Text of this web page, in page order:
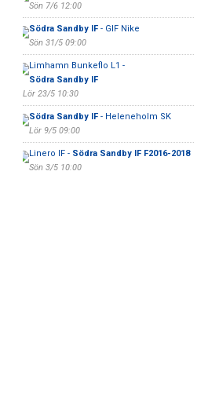
Sön 7/6 12:00
Södra Sandby IF- GIF Nike
Sön 31/5 09:00
Limhamn Bunkeflo L1 -
Södra Sandby IF
Lör 23/5 10:30
Södra Sandby IF- Heleneholm SK
Lör 9/5 09:00
Linero IF - Södra Sandby IF F2016-2018
Sön 3/5 10:00